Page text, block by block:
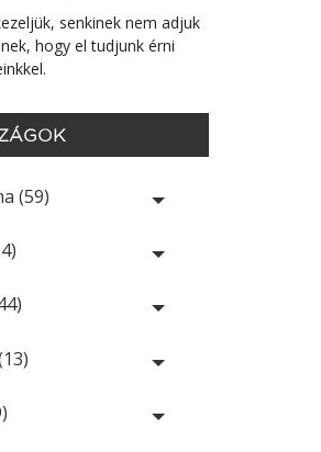
senkinek nem adjuk
hogy el tudjunk érni
(59)